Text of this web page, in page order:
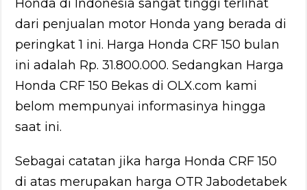
Honda di Indonesia sangat tinggi terlihat
dari penjualan motor Honda yang berada di
peringkat 1 ini. Harga Honda CRF 150 bulan
ini adalah Rp. 31.800.000. Sedangkan Harga
Honda CRF 150 Bekas di OLX.com kami
belom mempunyai informasinya hingga
saat ini.
Sebagai catatan jika harga Honda CRF 150
di atas merupakan harga OTR Jabodetabek